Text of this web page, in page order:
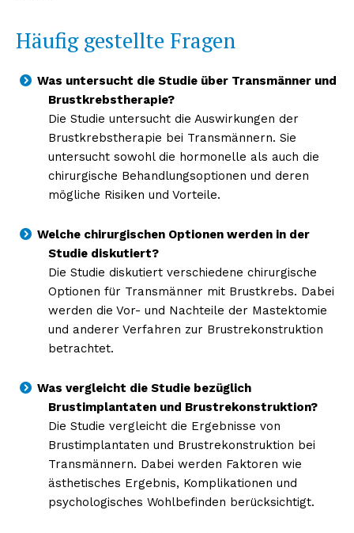
Häufig gestellte Fragen
Was untersucht die Studie über Transmänner und
Brustkrebstherapie?
Die Studie untersucht die Auswirkungen der
Brustkrebstherapie bei Transmännern. Sie
untersucht sowohl die hormonelle als auch die
chirurgische Behandlungsoptionen und deren
mögliche Risiken und Vorteile.
Welche chirurgischen Optionen werden in der
Studie diskutiert?
Die Studie diskutiert verschiedene chirurgische
Optionen für Transmänner mit Brustkrebs. Dabei
werden die Vor- und Nachteile der Mastektomie
und anderer Verfahren zur Brustrekonstruktion
betrachtet.
Was vergleicht die Studie bezüglich
Brustimplantaten und Brustrekonstruktion?
Die Studie vergleicht die Ergebnisse von
Brustimplantaten und Brustrekonstruktion bei
Transmännern. Dabei werden Faktoren wie
ästhetisches Ergebnis, Komplikationen und
psychologisches Wohlbefinden berücksichtigt.